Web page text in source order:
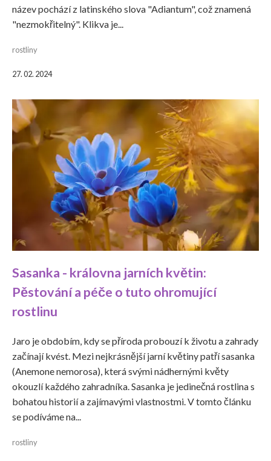
název pochází z latinského slova "Adiantum", což znamená
"nezmokřitelný". Klikva je...
rostliny
27. 02. 2024
Sasanka - královna jarních květin:
Pěstování a péče o tuto ohromující
rostlinu
Jaro je obdobím, kdy se příroda probouzí k životu a zahrady
začínají kvést. Mezi nejkrásnější jarní květiny patří sasanka
(Anemone nemorosa), která svými nádhernými květy
okouzlí každého zahradníka. Sasanka je jedinečná rostlina s
bohatou historií a zajímavými vlastnostmi. V tomto článku
se podíváme na...
rostliny